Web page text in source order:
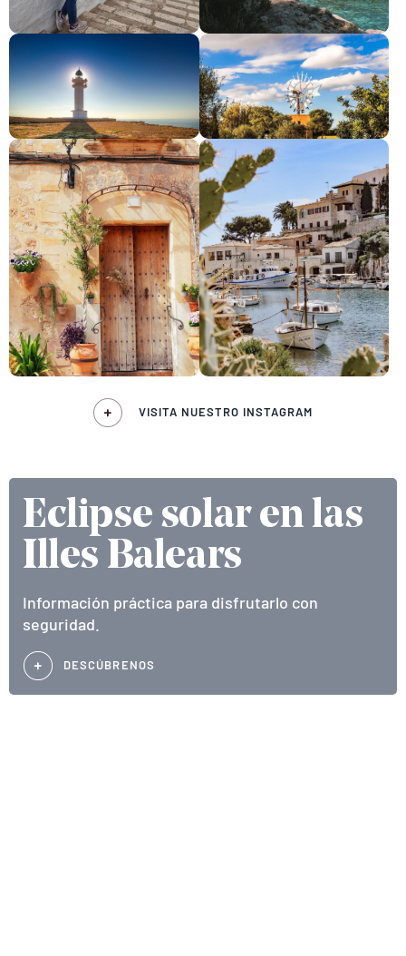
VISITA NUESTRO INSTAGRAM
Eclipse solar en las
Illes Balears
Información práctica para disfrutarlo con
seguridad.
DESCÚBRENOS